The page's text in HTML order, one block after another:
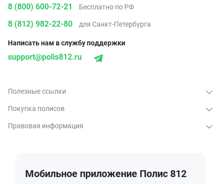
Полезные ссылки
Покупка полисов
Правовая информация
8 (800) 600-72-21 Бесплатно по РФ
8 (812) 982-22-80 для Санкт-Петербурга
Написать нам в службу поддержки
support@polis812.ru
Мобильное приложение Полис 812